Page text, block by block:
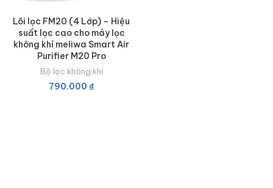
Lõi lọc FM20 (4 Lớp) – Hiệu
suất lọc cao cho máy lọc
không khí meliwa Smart Air
Purifier M20 Pro
Bộ lọc không khí
790.000 ₫